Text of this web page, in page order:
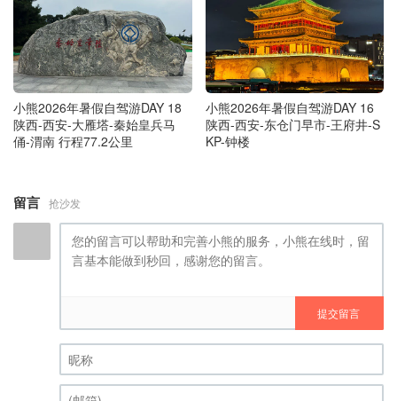
小熊2026年暑假自驾游DAY 18
陕西-西安-大雁塔-秦始皇兵马
俑-渭南 行程77.2公里
小熊2026年暑假自驾游DAY 16
陕西-西安-东仓门早市-王府井-S
KP-钟楼
留言 抢沙发
提交留言
昵称 (必填)